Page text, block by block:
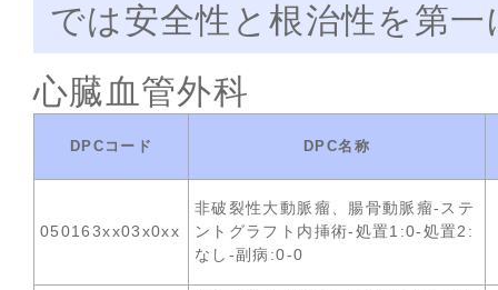
では安全性と根治性を第
心臓血管外科
DPCコード DPC名称
050163xx03x0xx
非破裂性大動脈瘤、腸骨動脈瘤-ステ
ントグラフト内挿術-処置1:0-処置2:
なし-副病:0-0